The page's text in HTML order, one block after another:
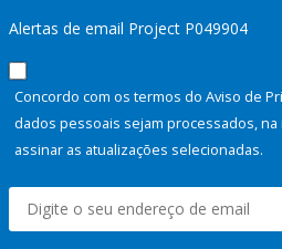
Alertas de email Project P049904
Concordo com os termos do Aviso de
dados pessoais sejam processados,
assinar as atualizações selecionadas.